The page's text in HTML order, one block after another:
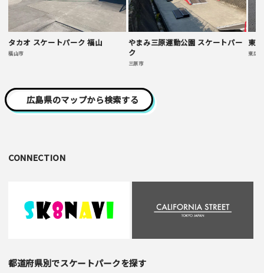
スパム防止のため「スケパ」と入力ください
ご注意事項
・ご投稿後、約１～２日以内の掲載となります。
・一方的な誹謗中傷の内容は掲載いたしかねます。
タカオ スケートパーク 福山
福山市
やまみ三原運動公園 スケートパー
ク
三原市
東
東広
広島県のマップから検索する
CONNECTION
都道府県別でスケートパークを探す